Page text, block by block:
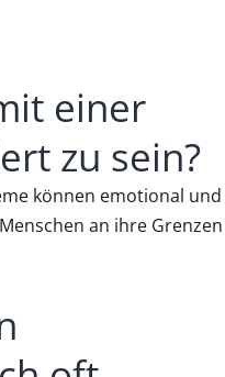
einer
zu sein?
können emotional und
an ihre Grenzen